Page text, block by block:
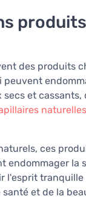
des produits
et
naturelles
ces
endommager la
l'esprit
et de la